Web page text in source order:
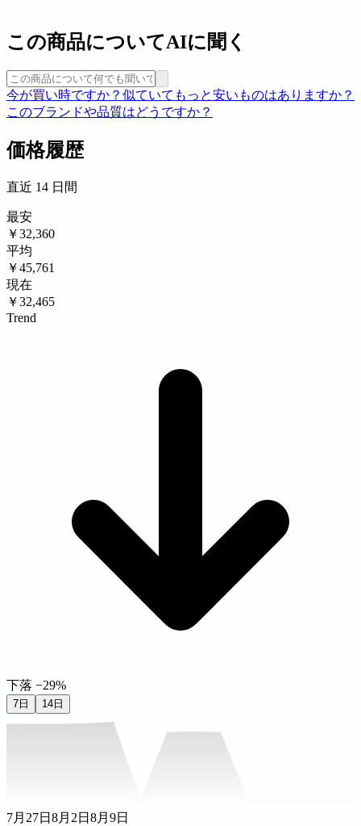
この商品についてAIに聞く
今が買い時ですか？ 似ていてもっと安いものはありますか？
このブランドや品質はどうですか？
価格履歴
直近 14 日間
最安
￥32,360
平均
￥45,761
現在
￥32,465
Trend
下落 −29%
7日 14日
7月27日 8月2日 8月9日